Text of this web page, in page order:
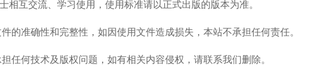
相互交流、学习使用，使用标准请以正式出版的版本为准。
的准确性和完整性，如因使用文件造成损失，本站不承担任何责任。
任何技术及版权问题，如有相关内容侵权，请联系我们删除。